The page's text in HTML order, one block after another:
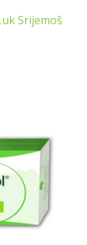
Srijemoš